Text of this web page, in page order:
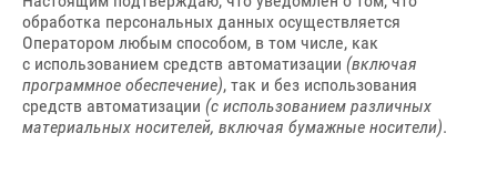
обработка персональных данных осуществляется
Оператором любым способом, в том числе, как
с использованием средств автоматизации (включая
программное обеспечение), так и без использования
средств автоматизации (с использованием различных
материальных носителей, включая бумажные носители).